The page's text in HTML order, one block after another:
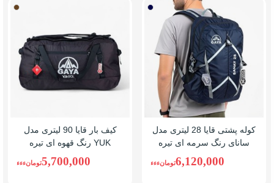
سرمه
کوله پشتی قایا 28 لیتری مدل
سانای رنگ سرمه ای تیره
6,120,000تومانءءء
قهوه
کیف بار قایا 90 لیتری مدل
YUK رنگ قهوه ای تیره
5,700,000تومانءءء